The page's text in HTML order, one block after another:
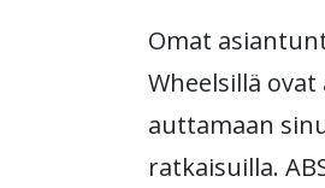
Omat
Wheelsillä
auttamaan
ratkaisuilla.